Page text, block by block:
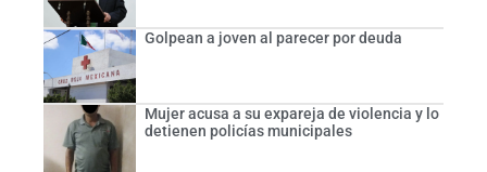
Golpean a joven al parecer por deuda
Mujer acusa a su expareja de violencia y lo
detienen policías municipales